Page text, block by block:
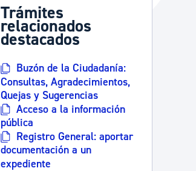
Trámites
relacionados
destacados
Buzón de la Ciudadanía:
Consultas, Agradecimientos,
Quejas y Sugerencias
Acceso a la información
pública
Registro General: aportar
documentación a un
expediente